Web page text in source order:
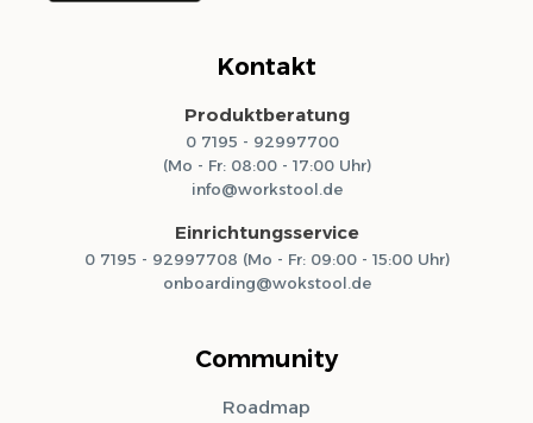
Kontakt
Produktberatung
0 7195 - 92997700
(Mo - Fr: 08:00 - 17:00 Uhr)
info@workstool.de
Einrichtungsservice
0 7195 - 92997708 (Mo - Fr: 09:00 - 15:00 Uhr)
onboarding@wokstool.de
Community
Roadmap